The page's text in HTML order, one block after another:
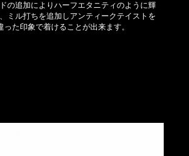
の追加によりハーフエタニティのように輝
ミル打ちを追加しアンティークテイストを
った印象で着けることが出来ます。